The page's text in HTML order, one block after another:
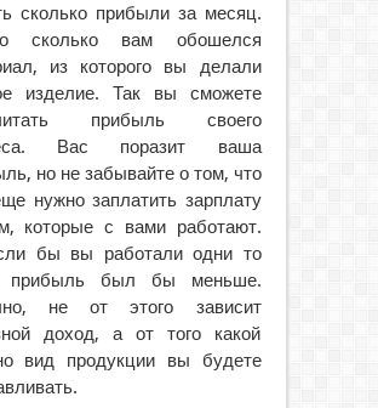
сколько прибыли за месяц.
сколько вам обошелся
из которого вы делали
изделие. Так вы сможете
прибыль своего
Вас поразит ваша
но не забывайте о том, что
нужно заплатить зарплату
которые с вами работают.
бы вы работали одни то
прибыль был бы меньше.
не от этого зависит
доход, а от того какой
вид продукции вы будете